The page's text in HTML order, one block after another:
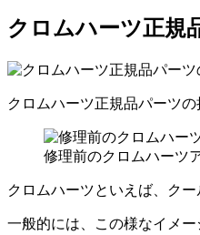
クロムハーツ正規
クロムハーツ正規品パーツ
修理前のクロムハーツ
クロムハーツといえば、クー
一般的には、この様なイメー